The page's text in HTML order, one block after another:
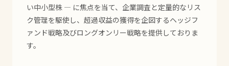
い中小型株 — に焦点を当て、企業調査と定量的なリス
ク管理を駆使し、超過収益の獲得を企図するヘッジフ
ァンド戦略及びロングオンリー戦略を提供しておりま
す。